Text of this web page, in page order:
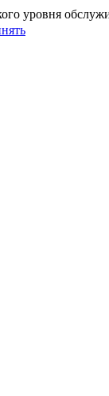
уровня